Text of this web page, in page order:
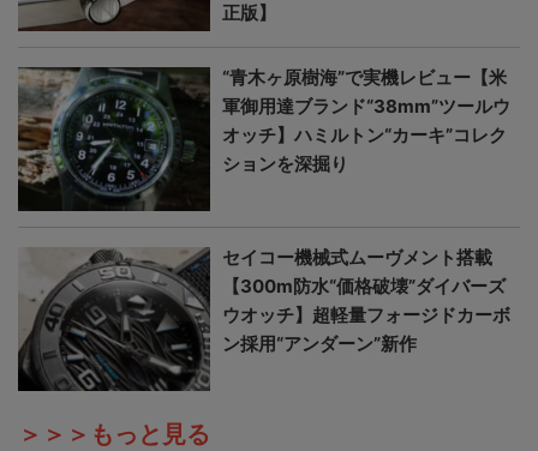
正版】
“青木ヶ原樹海”で実機レビュー【米
軍御用達ブランド“38mm”ツールウ
オッチ】ハミルトン“カーキ”コレク
ションを深掘り
セイコー機械式ムーヴメント搭載
【300m防水“価格破壊”ダイバーズ
ウオッチ】超軽量フォージドカーボ
ン採用“アンダーン”新作
＞＞＞もっと見る